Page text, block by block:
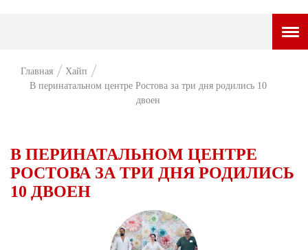
ПРЕМЬЕРА
ТАМ И ТУТ
ХАЙП
Главная
Хайп
В перинатальном центре Ростова за три дня родились 10
двоен
В ПЕРИНАТАЛЬНОМ ЦЕНТРЕ
РОСТОВА ЗА ТРИ ДНЯ РОДИЛИСЬ
10 ДВОЕН